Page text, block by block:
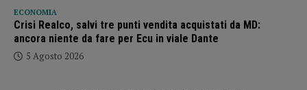
ECONOMIA
Crisi Realco, salvi tre punti vendita acquistati da MD:
ancora niente da fare per Ecu in viale Dante
5 Agosto 2026